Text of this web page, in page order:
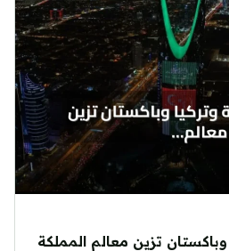
وباكستان تزين معالم المملكة